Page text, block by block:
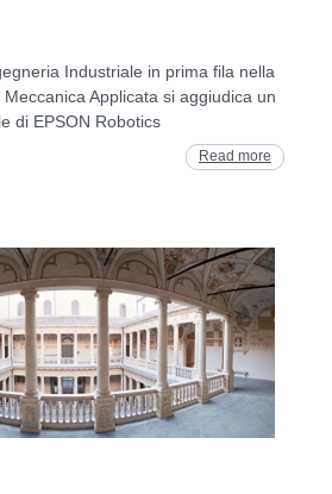
Industriale in prima fila nella
Applicata si aggiudica un
di EPSON Robotics
Read more